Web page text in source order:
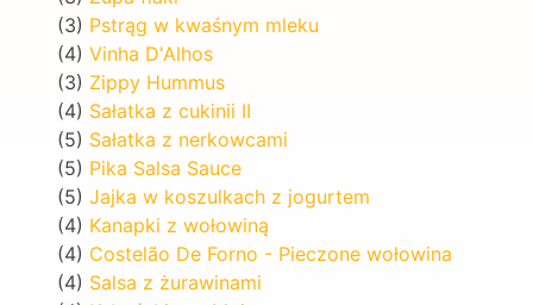
(3) Pstrąg w kwaśnym mleku
(4) Vinha D'Alhos
(3) Zippy Hummus
(4) Sałatka z cukinii II
(5) Sałatka z nerkowcami
(5) Pika Salsa Sauce
(5) Jajka w koszulkach z jogurtem
(4) Kanapki z wołowiną
(4) Costelão De Forno - Pieczone wołowina
(4) Salsa z żurawinami